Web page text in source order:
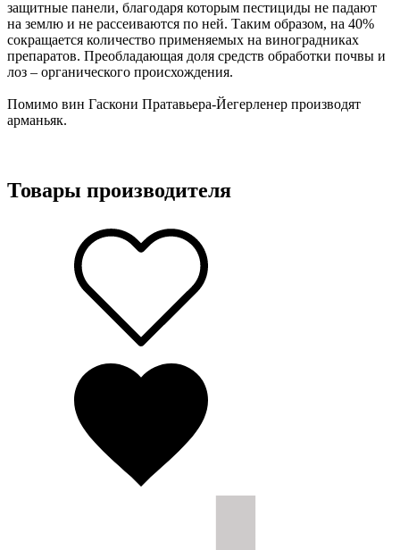
защитные панели, благодаря которым пестициды не падают
на землю и не рассеиваются по ней. Таким образом, на 40%
сокращается количество применяемых на виноградниках
препаратов. Преобладающая доля средств обработки почвы и
лоз – органического происхождения.
Помимо вин Гаскони Пратавьера-Йегерленер производят
арманьяк.
Товары производителя